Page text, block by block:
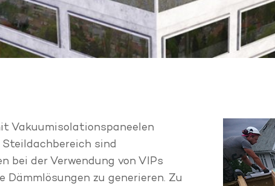
Vakuumisolationspaneelen
sind
bei der Verwendung von VIPs
zu generieren. Zu